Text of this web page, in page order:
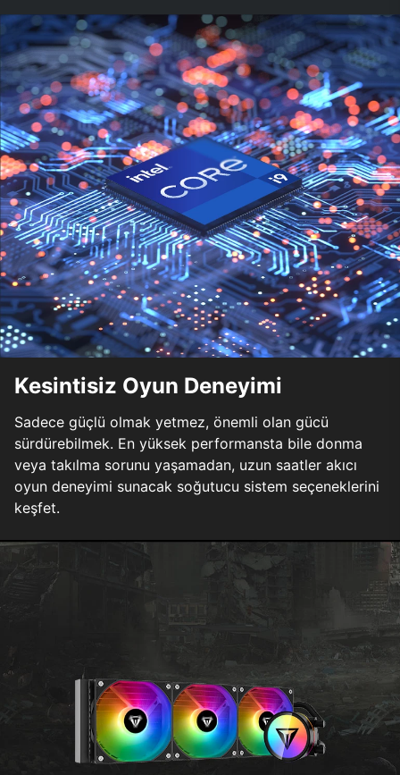
Kesintisiz Oyun Deneyimi
Sadece güçlü olmak yetmez, önemli olan gücü
sürdürebilmek. En yüksek performansta bile donma
veya takılma sorunu yaşamadan, uzun saatler akıcı
oyun deneyimi sunacak soğutucu sistem seçeneklerini
keşfet.